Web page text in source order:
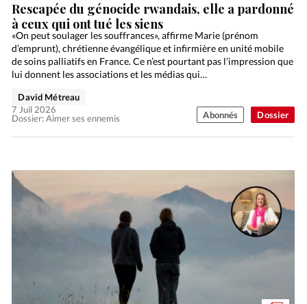
Dossier
Rescapée du génocide rwandais, elle a pardonné
à ceux qui ont tué les siens
«On peut soulager les souffrances», affirme Marie (prénom
d’emprunt), chrétienne évangélique et infirmière en unité mobile
de soins palliatifs en France. Ce n’est pourtant pas l’impression que
lui donnent les associations et les médias qui…
Dossier: Aimer ses ennemis
David Métreau
7 Juil 2026
Abonnés